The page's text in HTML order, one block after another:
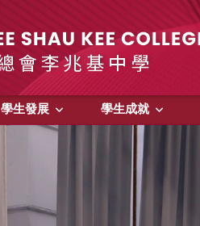
學生發展 學生成就